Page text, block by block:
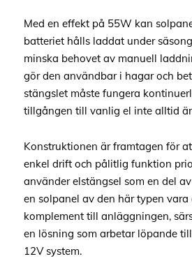
Med en effekt på 55W kan
batteriet hålls laddat under
minska behovet av manuell
gör den användbar i hagar och
stängslet måste fungera
tillgången till vanlig el inte alltid
Konstruktionen är framtagen för
enkel drift och pålitlig funktion
använder elstängsel som en del
en solpanel av den här typen
komplement till anläggningen,
en lösning som arbetar löpande
12V system.